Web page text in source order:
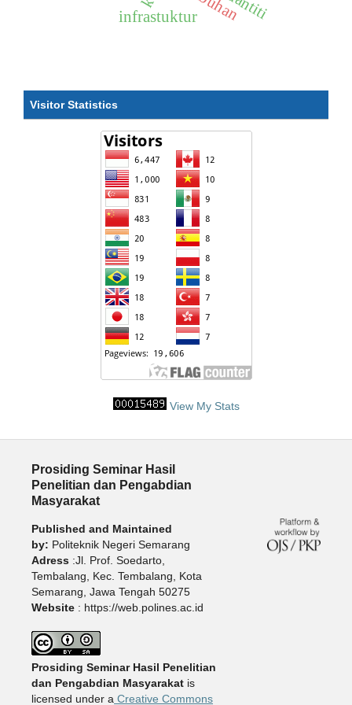
infrastuktur
Visitor Statistics
View My Stats
Prosiding Seminar Hasil
Penelitian dan Pengabdian
Masyarakat
Published and Maintained
by: Politeknik Negeri Semarang
Adress:Jl. Prof. Soedarto,
Tembalang, Kec. Tembalang, Kota
Semarang, Jawa Tengah 50275
Website: https://web.polines.ac.id
Prosiding Seminar Hasil Penelitian
dan Pengabdian Masyarakatis
licensed under a Creative Commons